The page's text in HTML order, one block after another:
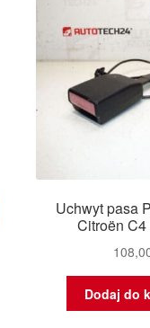
Uchwyt pasa
Citroën
Dodaj do